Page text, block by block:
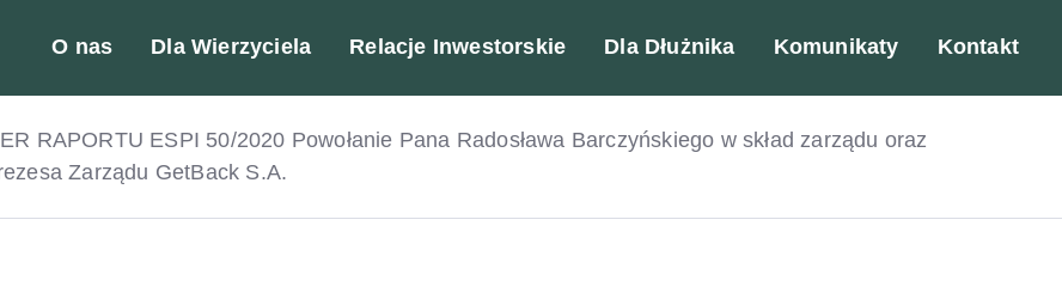
O nas Dla Wierzyciela Relacje Inwestorskie Dla Dłużnika Komunikaty Kontakt
RAPORTU ESPI 50/2020 Powołanie Pana Radosława Barczyńskiego w skład zarządu oraz
Zarządu GetBack S.A.